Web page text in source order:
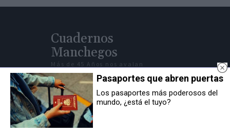
Cuadernos
Manchegos
Más de 45 Años nos avalan
© Cuadernos Manchegos | Noticias de CLM
Desarrollo Web porLeubur Diseño
Contacto Redacción:
Pasaportes que abren puertas
Los pasaportes más poderosos del
mundo, ¿está el tuyo?